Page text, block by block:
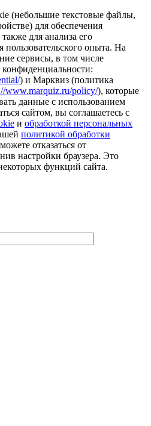
(небольшие текстовые файлы,
для обеспечения
для анализа его
опыта. На
сервисы, в том числе
) и Марквиз (политика
www.marquiz.ru/policy/), которые
данные с использованием
сайтом, вы соглашаетесь с
и обработкой персональных
политикой обработки
отказаться от
настройки браузера. Это
функций сайта.